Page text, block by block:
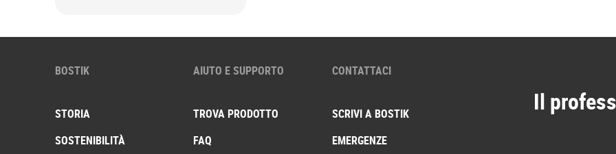
BOSTIK
STORIA
SOSTENIBILITÀ
AIUTO E SUPPORTO
TROVA PRODOTTO
FAQ
CONTATTACI
SCRIVI A BOSTIK
EMERGENZE
Il